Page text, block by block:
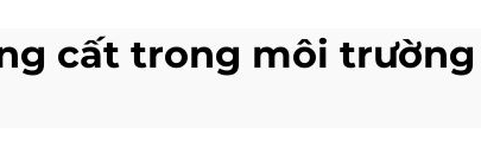
cất trong môi